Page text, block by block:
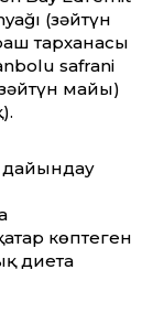
(зәйтүн
тарханасы
safrani
майы)
дайындау
көптеген
диета